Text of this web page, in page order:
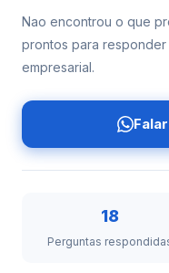
Nao encontrou o que
prontos para
empresarial.
18
Perguntas